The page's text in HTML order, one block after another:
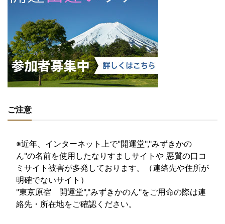
ご注意
※近年、インターネット上で"開運堂","みずきかの
ん"の名前を使用したなりすましサイトや 悪質の口コ
ミサイト被害が多発しております。（連絡先や住所が
明確でないサイト）
"東京原宿 開運堂","みずきかのん"をご用命の際は連
絡先・所在地をご確認ください。